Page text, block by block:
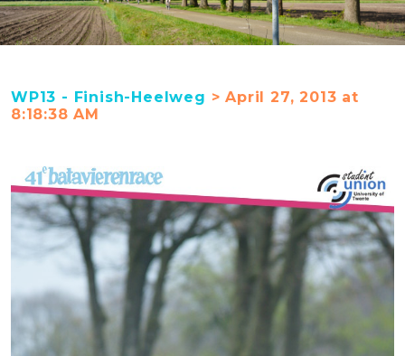
WP13 - Finish-Heelweg > April 27, 2013 at
8:18:38 AM